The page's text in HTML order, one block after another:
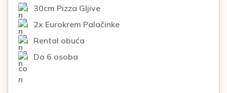
30cm Pizza Gljive
2x Eurokrem Palačinke
Rental obuća
Do 6 osoba